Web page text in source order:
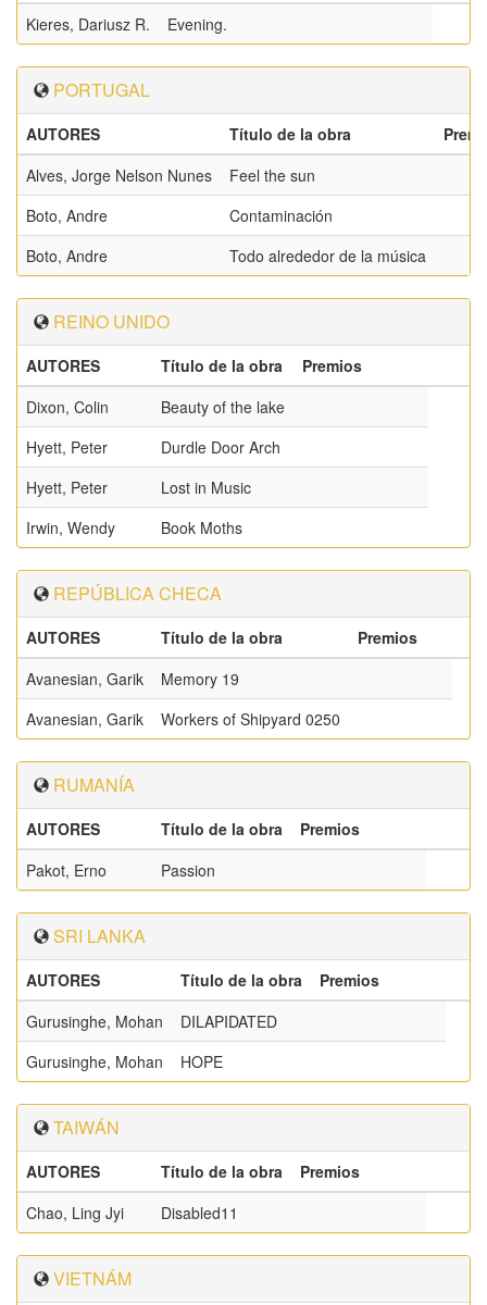
Kieres, Dariusz R.
Evening.
PORTUGAL
AUTORES Título de la obra
Alves, Jorge Nelson Nunes
Feel the sun
Boto, Andre
Contaminación
Boto, Andre
Todo alrededor de la música
REINO UNIDO
AUTORES Título de la obra
Premios
Dixon, Colin
Beauty of the lake
Hyett, Peter
Durdle Door Arch
Hyett, Peter
Lost in Music
Irwin, Wendy
Book Moths
REPÚBLICA CHECA
AUTORES Título de la obra
Premios
Avanesian, Garik
Memory 19
Avanesian, Garik
Workers of Shipyard 0250
RUMANÍA
AUTORES Título de la obra
Premios
Pakot, Erno
Passion
SRI LANKA
AUTORES Título de la obra
Premios
Gurusinghe, Mohan
DILAPIDATED
Gurusinghe, Mohan
HOPE
TAIWÁN
AUTORES Título de la obra
Premios
Chao, Ling Jyi
Disabled11
VIETNÁM